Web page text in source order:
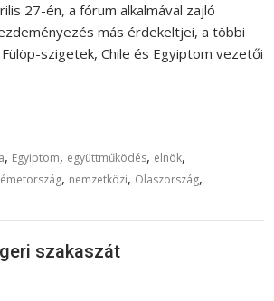
27-én, a fórum alkalmával zajló
más érdekeltjei, a többi
szigetek, Chile és Egyiptom vezetői
, Egyiptom, együttműködés, elnök,
, nemzetközi, Olaszország,
szakaszát